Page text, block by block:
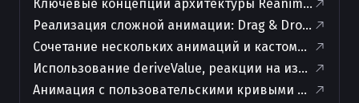
Ключевые концепции архитектуры Reanimated
Реализация сложной анимации: Drag & Drop с
Сочетание нескольких анимаций и кастомных
Использование deriveValue, реакции на изменение
Анимация с пользовательскими кривыми